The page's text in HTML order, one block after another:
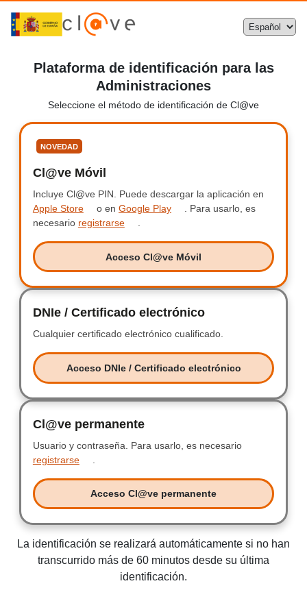
Plataforma de identificación para las
Administraciones
Seleccione el método de identificación de Cl@ve
NOVEDAD
Cl@ve Móvil
Incluye Cl@ve PIN. Incluye Clave PIN.
Puede descargar la aplicación en
Apple Store
o en Google Play
Para usarlo, es
necesario registrarse
Acceso Cl@ve Móvil
Acceso Clave Móvil
DNIe / Certificado electrónicoDNIe /
Cualquier certificado electrónico cualificado.
Acceso DNIe / Certificado electrónico
Acceso DNIe / Certificado
Cl@ve permanenteClave permanente
Usuario y contraseña. Usuario y contraseña.
Para usarlo, es necesario
registrarse
Acceso Cl@ve permanente
Acceso Clave permanente
La identificación se realizará automáticamente si no han
transcurrido más de 60 minutos desde su última
identificación.